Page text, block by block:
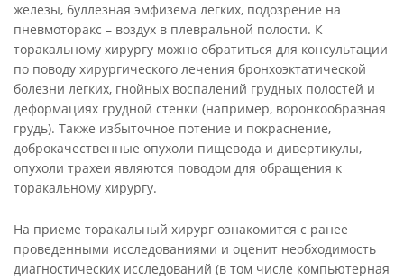
железы, буллезная эмфизема легких, подозрение на
пневмоторакс – воздух в плевральной полости. К
торакальному хирургу можно обратиться для консультации
по поводу хирургического лечения бронхоэктатической
болезни легких, гнойных воспалений грудных полостей и
деформациях грудной стенки (например, воронкообразная
грудь). Также избыточное потение и покраснение,
доброкачественные опухоли пищевода и дивертикулы,
опухоли трахеи являются поводом для обращения к
торакальному хирургу.
На приеме торакальный хирург ознакомится с ранее
проведенными исследованиями и оценит необходимость
диагностических исследований (в том числе компьютерная